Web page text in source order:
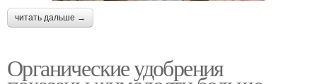
читать дальше →
Органические удобрения